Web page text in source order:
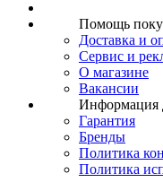
Помощь
Доставка и
Сервис и
О магазине
Вакансии
Информация
Гарантия
Бренды
Политика
Политика